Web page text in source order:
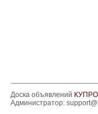
Доска объявлений КУПРО
Администратор: